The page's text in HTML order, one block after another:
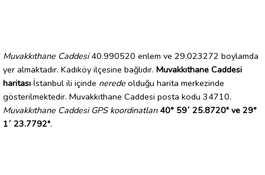
Muvakkıthane Caddesi40.990520 enlem ve 29.023272 boylamda
yer almaktadır. Kadıköy ilçesine bağlıdır. Muvakkıthane Caddesi
haritası İstanbul ili içinde nerede olduğu harita merkezinde
gösterilmektedir. Muvakkıthane Caddesi posta kodu 34710.
Muvakkıthane Caddesi GPS koordinatları 40° 59´ 25.8720" ve 29°
1´ 23.7792".